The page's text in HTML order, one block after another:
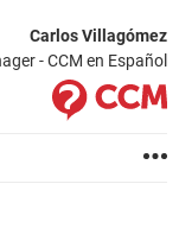
Carlos Villagómez
- CCM en Español